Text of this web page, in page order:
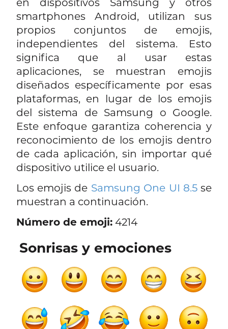
smartphones Android, utilizan sus
propios conjuntos de emojis,
independientes del sistema. Esto
significa que al usar estas
aplicaciones, se muestran emojis
diseñados específicamente por esas
plataformas, en lugar de los emojis
del sistema de Samsung o Google.
Este enfoque garantiza coherencia y
reconocimiento de los emojis dentro
de cada aplicación, sin importar qué
dispositivo utilice el usuario.
Los emojis de Samsung One UI 8.5 se
muestran a continuación.
Número de emoji:4214
Sonrisas y emociones